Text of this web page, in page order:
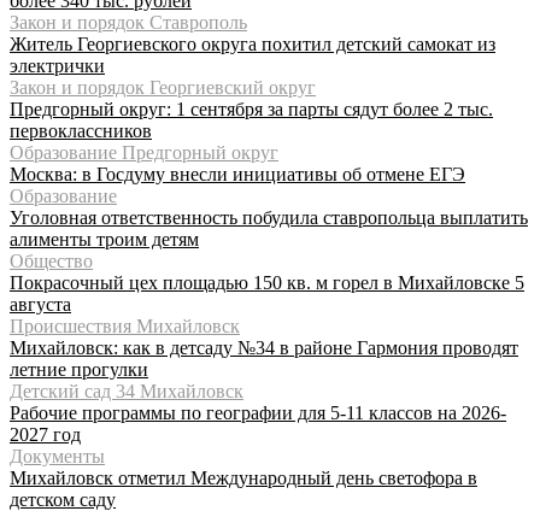
Закон и порядок Ставрополь
Житель Георгиевского округа похитил детский самокат из
электрички
Закон и порядок Георгиевский округ
Предгорный округ: 1 сентября за парты сядут более 2 тыс.
первоклассников
Образование Предгорный округ
Москва: в Госдуму внесли инициативы об отмене ЕГЭ
Образование
Уголовная ответственность побудила ставропольца выплатить
алименты троим детям
Общество
Покрасочный цех площадью 150 кв. м горел в Михайловске 5
августа
Происшествия Михайловск
Михайловск: как в детсаду №34 в районе Гармония проводят
летние прогулки
Детский сад 34 Михайловск
Рабочие программы по географии для 5-11 классов на 2026-
2027 год
Документы
Михайловск отметил Международный день светофора в
детском саду